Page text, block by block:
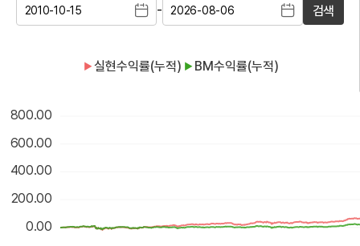
- 검색
▶ 실현수익률(누적) ▶ BM수익률(누적)
800.00
600.00
400.00
200.00
0.00